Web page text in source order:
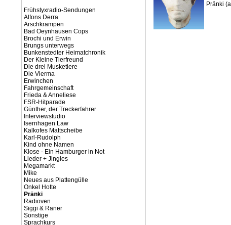
Frühstyxradio-Sendungen
Alfons Derra
Arschkrampen
Bad Oeynhausen Cops
Brochi und Erwin
Brungs unterwegs
Bunkenstedter Heimatchronik
Der Kleine Tierfreund
Die drei Musketiere
Die Vierma
Erwinchen
Fahrgemeinschaft
Frieda & Anneliese
FSR-Hitparade
Günther, der Treckerfahrer
Interviewstudio
Isernhagen Law
Kalkofes Mattscheibe
Karl-Rudolph
Kind ohne Namen
Klose - Ein Hamburger in Not
Lieder + Jingles
Megamarkt
Mike
Neues aus Plattengülle
Onkel Hotte
Pränki
Radioven
Siggi & Raner
Sonstige
Sprachkurs
Pränki